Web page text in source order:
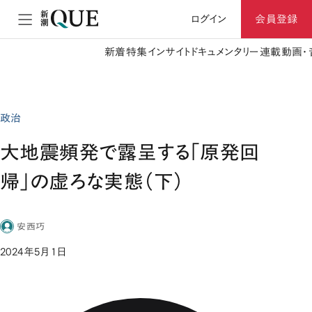
ログイン 会員登録
新着特集 インサイト ドキュメンタリー 連載動画
政治
大地震頻発で露呈する「原発回
帰」の虚ろな実態（下）
安西巧
2024年5月1日